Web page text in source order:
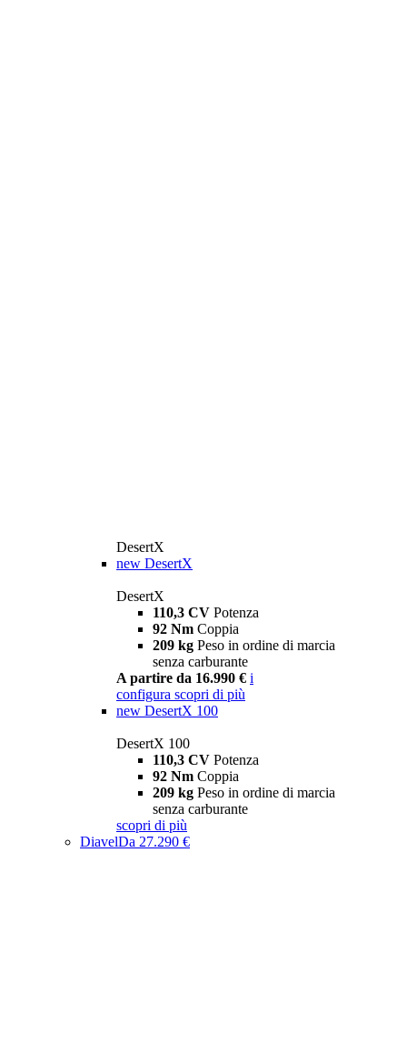
DesertX
new DesertX
DesertX
110,3 CV Potenza
92 Nm Coppia
209 kg Peso in ordine di marcia
senza carburante
A partire da 16.990 € i
configura scopri di più
new DesertX 100
DesertX 100
110,3 CV Potenza
92 Nm Coppia
209 kg Peso in ordine di marcia
senza carburante
scopri di più
DiavelDa 27.290 €